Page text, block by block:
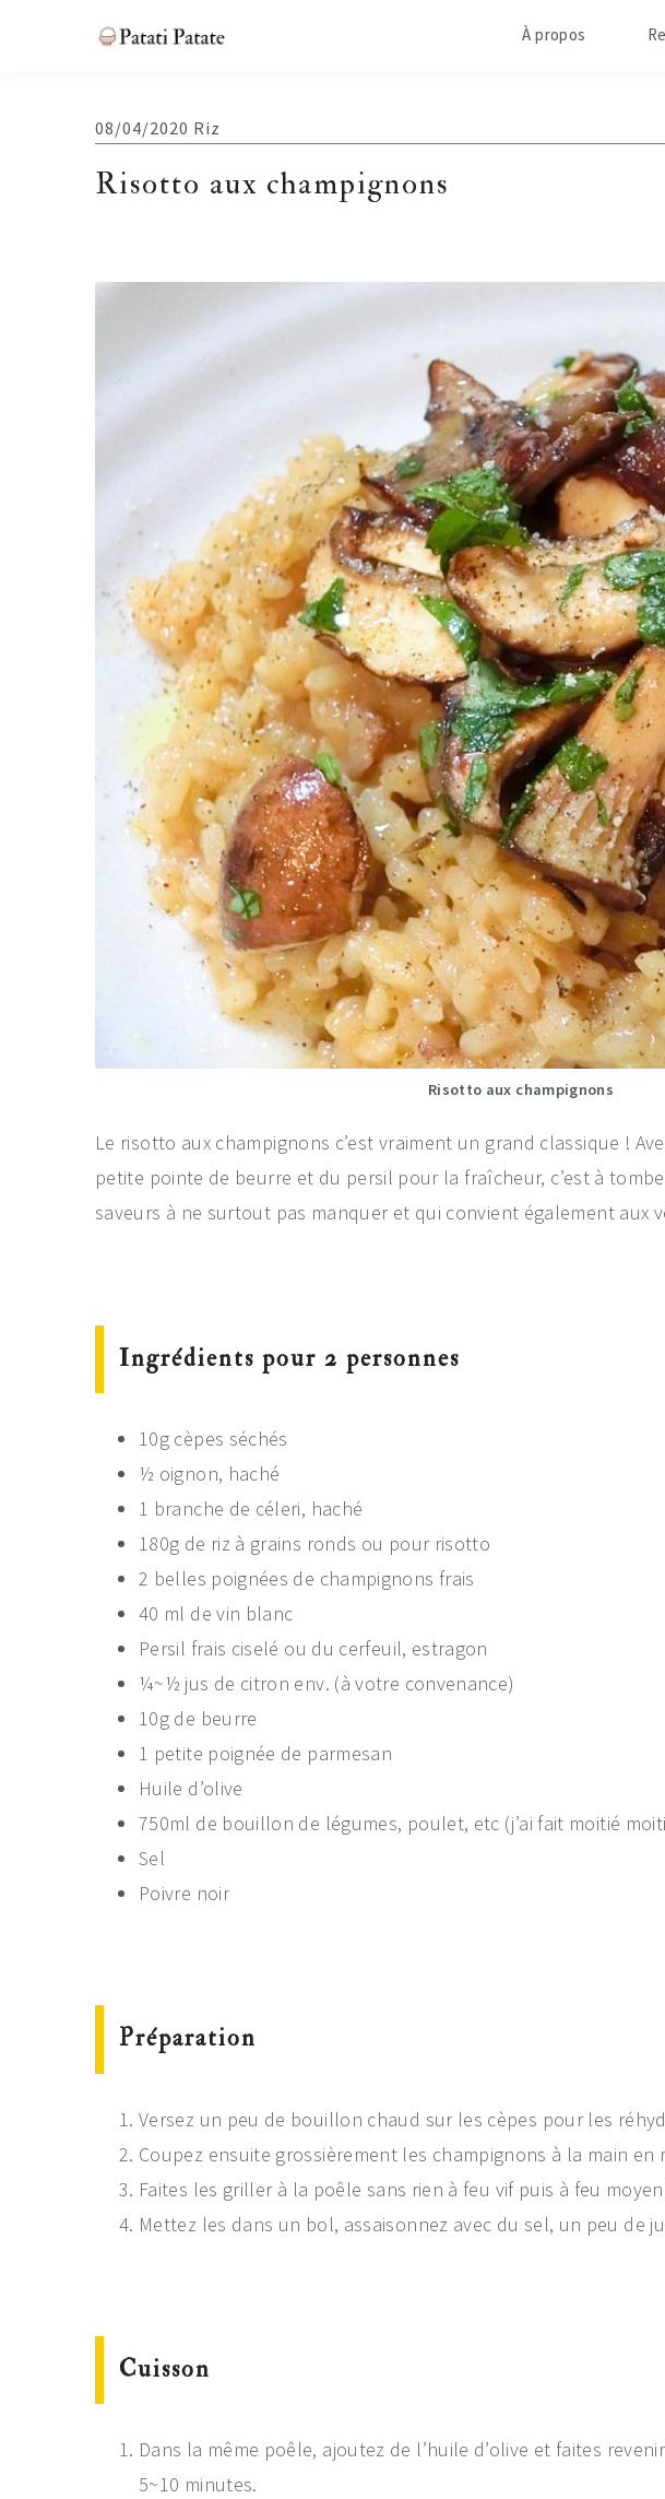
À propos
08/04/2020 Riz
Risotto aux champignons
Risotto aux champignons
Le risotto aux champignons c’est vraiment un grand classique !
petite pointe de beurre et du persil pour la fraîcheur, c’est à
saveurs à ne surtout pas manquer et qui convient également aux
Ingrédients pour 2 personnes
10g cèpes séchés
½ oignon, haché
1 branche de céleri, haché
180g de riz à grains ronds ou pour risotto
2 belles poignées de champignons frais
40 ml de vin blanc
Persil frais ciselé ou du cerfeuil, estragon
¼~½ jus de citron env. (à votre convenance)
10g de beurre
1 petite poignée de parmesan
Huile d’olive
750ml de bouillon de légumes, poulet, etc (j’ai fait moitié
Sel
Poivre noir
Préparation
Versez un peu de bouillon chaud sur les cèpes pour les
Coupez ensuite grossièrement les champignons à la main en
Faites les griller à la poêle sans rien à feu vif puis à feu
Mettez les dans un bol, assaisonnez avec du sel, un peu de
Cuisson
Dans la même poêle, ajoutez de l’huile d’olive et faites
5~10 minutes.